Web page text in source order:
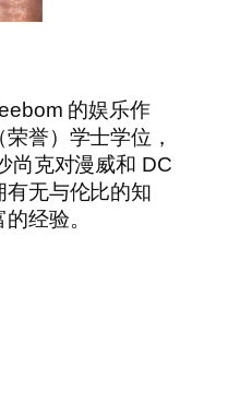
的娱乐作
誉）学士学位，
尚克对漫威和 DC
无与伦比的知
经验。